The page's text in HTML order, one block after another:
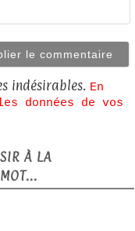
indésirables. En
données de vos
À LA